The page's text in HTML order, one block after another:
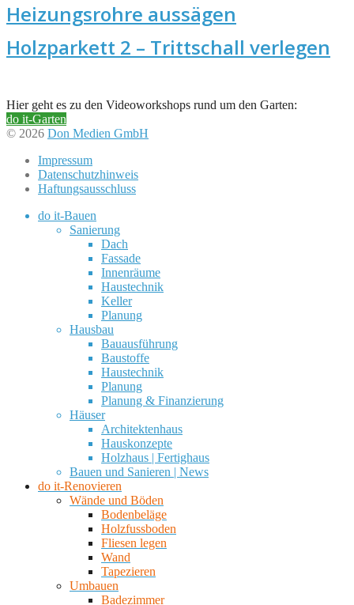
Heizungsrohre aussägen
Holzparkett 2 – Trittschall verlegen
Hier geht es zu den Videoworkshops rund um den Garten:
do it-Garten
© 2026 Don Medien GmbH
Impressum
Datenschutzhinweis
Haftungsausschluss
do it-Bauen
Sanierung
Dach
Fassade
Innenräume
Haustechnik
Keller
Planung
Hausbau
Bauausführung
Baustoffe
Haustechnik
Planung
Planung & Finanzierung
Häuser
Architektenhaus
Hauskonzepte
Holzhaus | Fertighaus
Bauen und Sanieren | News
do it-Renovieren
Wände und Böden
Bodenbeläge
Holzfussboden
Fliesen legen
Wand
Tapezieren
Umbauen
Badezimmer